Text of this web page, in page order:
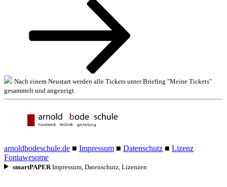
Nach einem Neustart werden alle Tickets unter Briefing "Meine Tickets"
gesammelt und angezeigt.
arnoldbodeschule.de ■ Impressum ■ Datenschutz ■ Lizenz
Fontawesome
smartPAPER Impressum, Datenschutz, Lizenzen